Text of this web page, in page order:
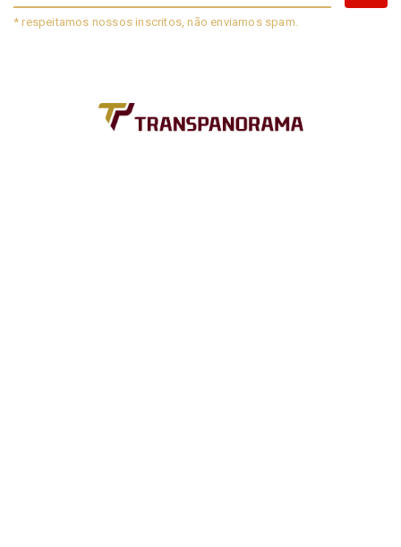
* respeitamos nossos inscritos, não enviamos spam.